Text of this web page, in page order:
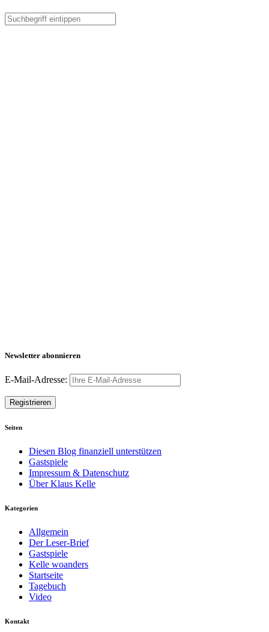
Newsletter abonnieren
E-Mail-Adresse:
Seiten
Diesen Blog finanziell unterstützen
Gastspiele
Impressum & Datenschutz
Über Klaus Kelle
Kategorien
Allgemein
Der Leser-Brief
Gastspiele
Kelle woanders
Startseite
Tagebuch
Video
Kontakt